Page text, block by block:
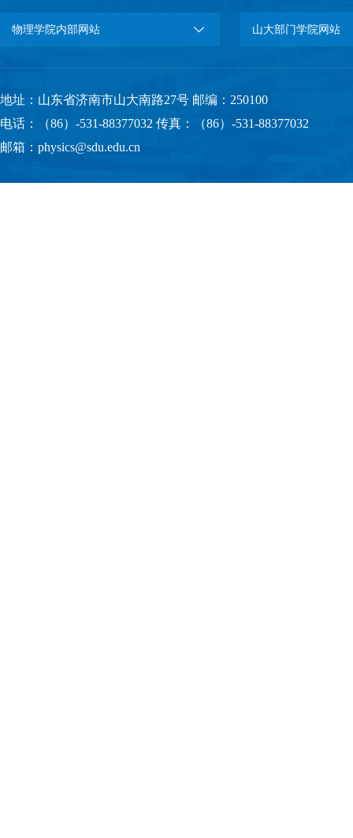
物理学院内部网站 山大部门学院网站
地址：山东省济南市山大南路27号 邮编：250100
电话：（86）-531-88377032 传真：（86）-531-88377032
邮箱：physics@sdu.edu.cn